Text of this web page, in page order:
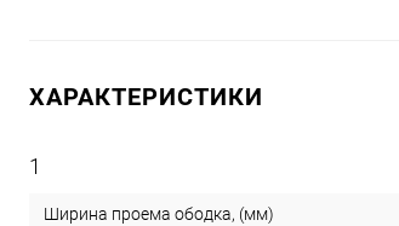
ХАРАКТЕРИСТИКИ
1
Ширина проема ободка, (мм)